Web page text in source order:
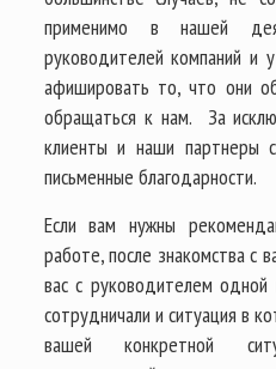
применимо в нашей
руководителей компаний и
афишировать то, что они
обращаться к нам. За
клиенты и наши партнеры
письменные благодарности.
Если вам нужны
работе, после знакомства с
вас с руководителем
сотрудничали и ситуация в
вашей конкретной